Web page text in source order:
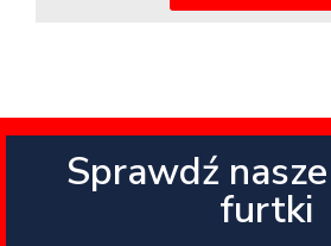
Sprawdź
furtki